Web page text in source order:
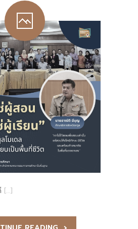
[…]